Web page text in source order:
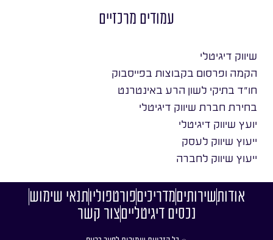
עמודים מרכזיים
שיווק דיגיטלי
הקמה ופרסום בקבוצות בפייסבוק
חו״ד בתיקי לשון הרע באינטרנט
בחירת חברת שיווק דיגיטלי
יועץ שיווק דיגיטלי
ייעוץ שיווק לעסק
ייעוץ שיווק לחברה
אודותשירותיםמדריכיםפורטפוליותנאי שימוש
נכסים דיגיטלייםצור קשר